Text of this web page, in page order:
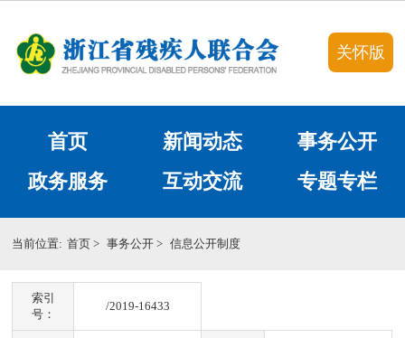
关怀版
首页 新闻动态
事务公开
政务服务
互动交流 专题专栏
当前位置: 首页 > 事务公开> 信息公开制度
索引
号：
/2019-16433